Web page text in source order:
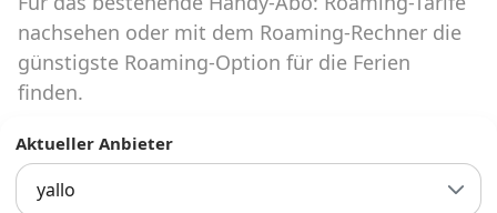
Abos für Tablets, Hotspots und Smart
Watches
nachsehen oder mit dem Roaming-Rechner die
günstigste Roaming-Option für die Ferien
finden.
Aktueller Anbieter
yallo